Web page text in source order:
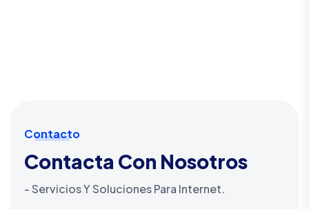
Contacto
Contacta Con Nosotros
- Servicios Y Soluciones Para Internet.